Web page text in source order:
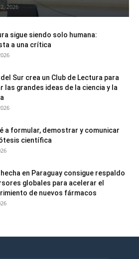
2026
sigue siendo solo humana:
a una crítica
del Sur crea un Club de Lectura para
las grandes ideas de la ciencia y la
a formular, demostrar y comunicar
científica
hecha en Paraguay consigue respaldo
globales para acelerar el
de nuevos fármacos